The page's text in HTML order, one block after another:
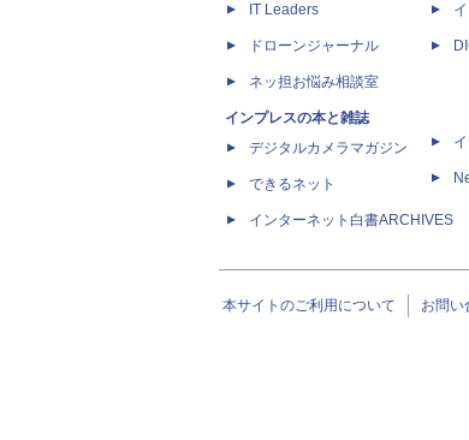
IT Leaders
ドローンジャーナル
ネッ担お悩み相談室
インプレスの本と雑誌
デジタルカメラマガジン
できるネット
インターネット白書ARCHIVES
本サイトのご利用について お問い